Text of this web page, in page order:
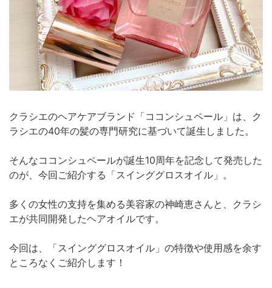
クラシエのヘアケアブランド「ココンシュペール」は、ク
ラシエの40年の髪の専門研究に基づいて誕生しました。
そんなココンシュペールが誕生10周年を記念して発売した
のが、今回ご紹介する「スインググロスオイル」。
多くの女性の支持を集める美容家の神崎恵さんと、クラシ
エが共同開発したヘアオイルです。
今回は、「スインググロスオイル」の特徴や使用感を余す
ところなくご紹介します！